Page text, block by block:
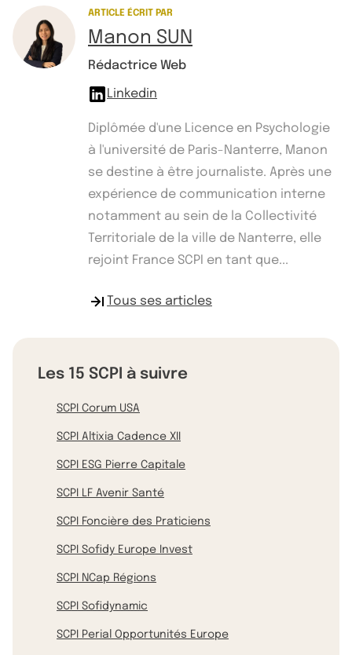
ARTICLE ÉCRIT PAR
Manon SUN
Rédactrice Web
Linkedin
Diplômée d'une Licence en Psychologie
à l'université de Paris-Nanterre, Manon
se destine à être journaliste. Après une
expérience de communication interne
notamment au sein de la Collectivité
Territoriale de la ville de Nanterre, elle
rejoint France SCPI en tant que...
Tous ses articles
Les 15 SCPI à suivre
SCPI Corum USA
SCPI Altixia Cadence XII
SCPI ESG Pierre Capitale
SCPI LF Avenir Santé
SCPI Foncière des Praticiens
SCPI Sofidy Europe Invest
SCPI NCap Régions
SCPI Sofidynamic
SCPI Perial Opportunités Europe